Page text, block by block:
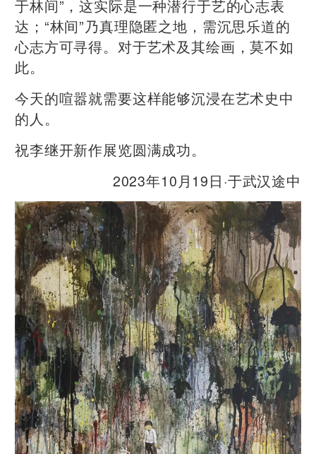
于林间”，这实际是一种潜行于艺的心志表
达；“林间”乃真理隐匿之地，需沉思乐道的
心志方可寻得。对于艺术及其绘画，莫不如
此。
今天的喧嚣就需要这样能够沉浸在艺术史中
的人。
祝李继开新作展览圆满成功。
2023年10月19日·于武汉途中